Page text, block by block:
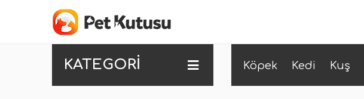
KATEGORİ Köpek Kedi Kuş